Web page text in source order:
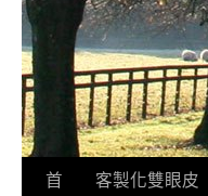
跳首
客製化雙眼皮